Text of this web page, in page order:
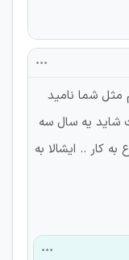
شما نامید
یه سال سه
کار .. ایشالا به